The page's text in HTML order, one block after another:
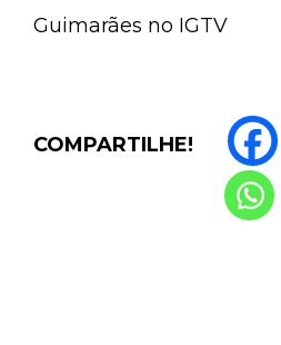
Guimarães no IGTV
COMPARTILHE!